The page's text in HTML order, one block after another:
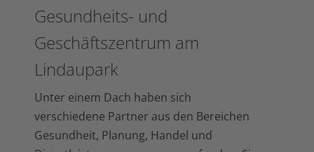
Gesundheits- und
Geschäftszentrum am
Lindaupark
Unter einem Dach haben sich
verschiedene Partner aus den Bereichen
Gesundheit, Planung, Handel und